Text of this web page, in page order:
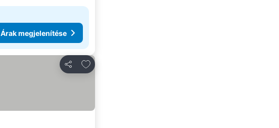
Árak megjelenítése
Megosztás
Hozzáadás a kedvencekhez